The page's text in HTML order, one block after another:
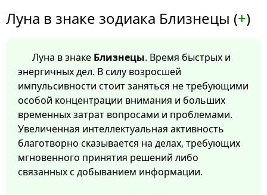
Луна в знаке зодиака Близнецы (+)
Луна в знаке Близнецы. Время быстрых и
энергичных дел. В силу возросшей
импульсивности стоит заняться не требующими
особой концентрации внимания и больших
временных затрат вопросами и проблемами.
Увеличенная интеллектуальная активность
благотворно сказывается на делах, требующих
мгновенного принятия решений либо
связанных с добыванием информации.